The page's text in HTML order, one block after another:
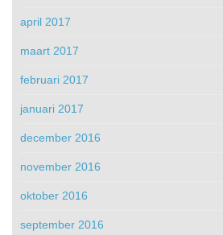
april 2017
maart 2017
februari 2017
januari 2017
december 2016
november 2016
oktober 2016
september 2016